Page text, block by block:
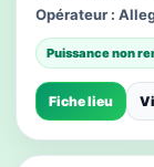
Opérateur :
Puissance non
Fiche lieu